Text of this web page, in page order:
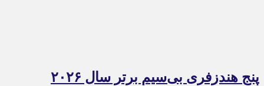
پنج هندزفری بی‌سیم برتر سال ۲۰۲۶